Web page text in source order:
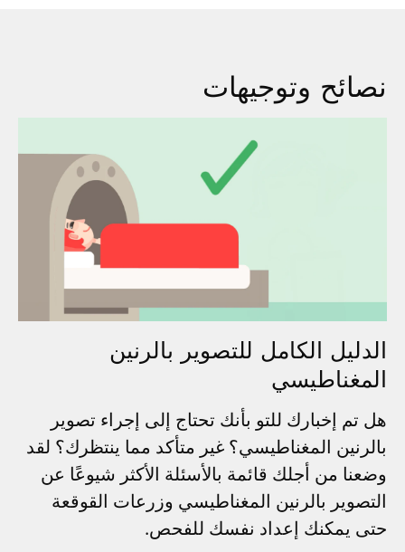
نصائح وتوجيهات
الدليل الكامل للتصوير بالرنين
المغناطيسي
هل تم إخبارك للتو بأنك تحتاج إلى إجراء تصوير
بالرنين المغناطيسي؟ غير متأكد مما ينتظرك؟ لقد
وضعنا من أجلك قائمة بالأسئلة الأكثر شيوعًا عن
التصوير بالرنين المغناطيسي وزرعات القوقعة
حتى يمكنك إعداد نفسك للفحص.